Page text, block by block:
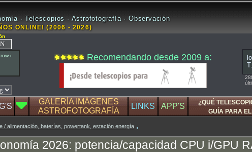
· Telescopios · Astrofotografía · Observación
ONLINE! (2006 - 2026)
Recomendando desde 2009 a:
GALERÍA IMÁGENES
ASTROFOTOGRAFÍA
LINKS APP'S
¿QUÉ
GUÍA PARA
/ alimentación, baterías, powertank, estación energía
2026: potencia/capacidad CPU i/GPU